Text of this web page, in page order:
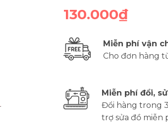
130.000₫
Miễn phí vận
Cho đơn hàng
Miễn phí đổi,
Đổi hàng trong
trợ sửa đồ miễn